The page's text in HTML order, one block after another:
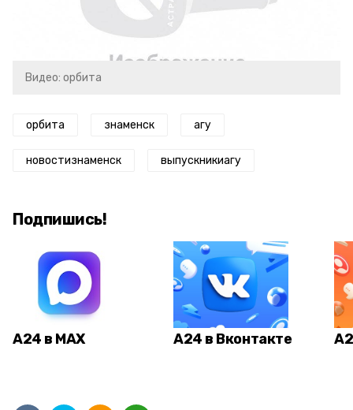
Video
Видео: орбита
орбита знаменск агу
новостизнаменск выпускникиагу
Подпишись!
А24 в MAX А24 в Вконтакте